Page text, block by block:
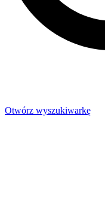
Otwórz wyszukiwarkę